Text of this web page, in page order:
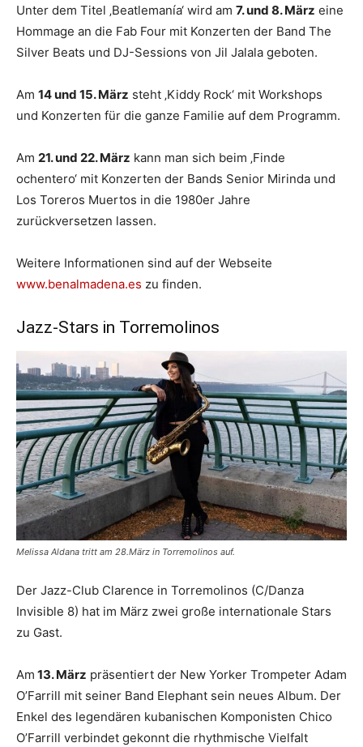
Unter dem Titel ‚Beatlemanía‘ wird am 7. und 8. März eine
Hommage an die Fab Four mit Konzerten der Band The
Silver Beats und DJ-Sessions von Jil Jalala geboten.
Am 14 und 15. März steht ‚Kiddy Rock‘ mit Workshops
und Konzerten für die ganze Familie auf dem Programm.
Am 21. und 22. März kann man sich beim ‚Finde
ochentero‘ mit Konzerten der Bands Senior Mirinda und
Los Toreros Muertos in die 1980er Jahre
zurückversetzen lassen.
Weitere Informationen sind auf der Webseite
www.benalmadena.es zu finden.
Jazz-Stars in Torremolinos
Melissa Aldana tritt am 28.März in Torremolinos auf.
Der Jazz-Club Clarence in Torremolinos (C/Danza
Invisible 8) hat im März zwei große internationale Stars
zu Gast.
Am 13. März präsentiert der New Yorker Trompeter Adam
O’Farrill mit seiner Band Elephant sein neues Album. Der
Enkel des legendären kubanischen Komponisten Chico
O’Farrill verbindet gekonnt die rhythmische Vielfalt